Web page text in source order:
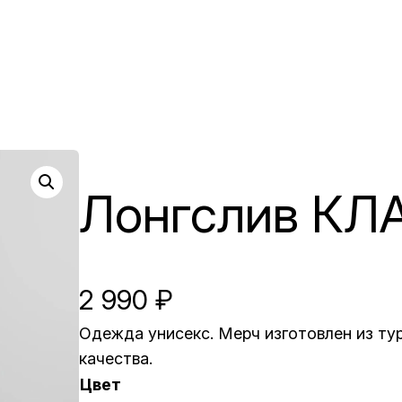
Лонгслив
2 990 ₽
Одежда унисекс. Мерч изготовлен из
качества.
Цвет